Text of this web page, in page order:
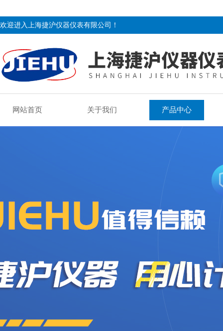
欢迎进入上海捷沪仪器仪表有限公司！
网站首页 关于我们 产品中心